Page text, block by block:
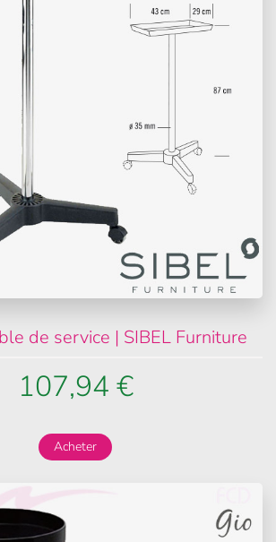
de service | SIBEL Furniture
107,94 €
Acheter